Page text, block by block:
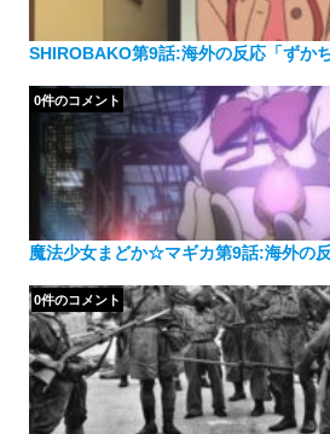
SHIROBAKO第9話:海外の反応「ずか
魔法少女まどか☆マギカ第9話:海外の
0件のコメント
0件のコメント